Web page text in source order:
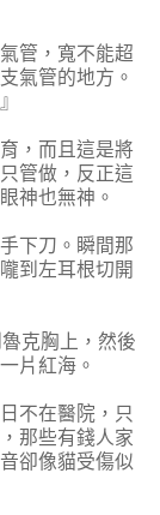
管，寬不能超
氣管的地方。
，而且這是將
管做，反正這
神也無神。
下刀。瞬間那
到左耳根切開
克胸上，然後
片紅海。
不在醫院，只
那些有錢人家
卻像貓受傷似